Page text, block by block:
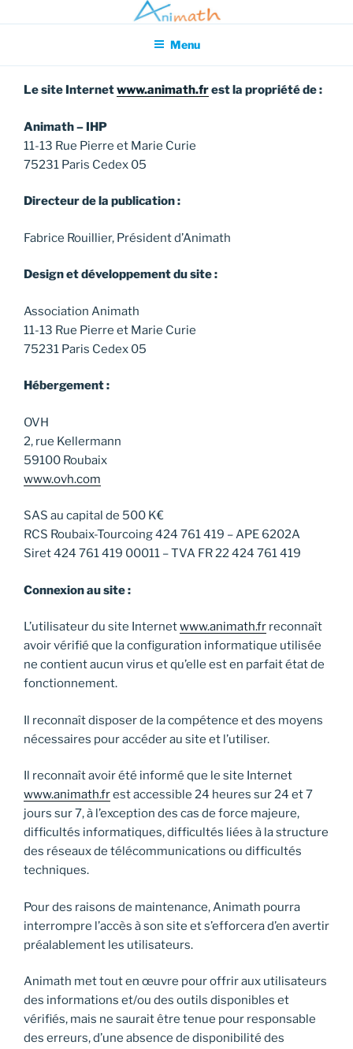
au
principal
Association pour l'Animation en Mathématiques
Menu
Le site Internetwww.animath.frest la propriété de :
Animath – IHP
11-13 Rue Pierre et Marie Curie
75231 Paris Cedex 05
Directeur de la publication :
Fabrice Rouillier, Président d’Animath
Design et développement du site :
Association Animath
11-13 Rue Pierre et Marie Curie
75231 Paris Cedex 05
Hébergement :
OVH
2, rue Kellermann
59100 Roubaix
www.ovh.com
SAS au capital de 500 K€
RCS Roubaix-Tourcoing 424 761 419 – APE 6202A
Siret 424 761 419 00011 – TVA FR 22 424 761 419
Connexion au site :
L’utilisateur du site Internetwww.animath.fr reconnaît
avoir vérifié que la configuration informatique utilisée
ne contient aucun virus et qu’elle est en parfait état de
fonctionnement.
Il reconnaît disposer de la compétence et des moyens
nécessaires pour accéder au site et l’utiliser.
Il reconnaît avoir été informé que le site Internet
www.animath.frest accessible 24 heures sur 24 et 7
jours sur 7, à l’exception des cas de force majeure,
difficultés informatiques, difficultés liées à la structure
des réseaux de télécommunications ou difficultés
techniques.
Pour des raisons de maintenance, Animath pourra
interrompre l’accès à son site et s’efforcera d’en avertir
préalablement les utilisateurs.
Animath met tout en œuvre pour offrir aux utilisateurs
des informations et/ou des outils disponibles et
vérifiés, mais ne saurait être tenue pour responsable
des erreurs, d’une absence de disponibilité des